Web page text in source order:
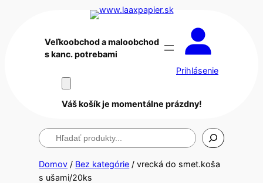
Veľkoobchod a maloobchod
s kanc. potrebami
Prihlásenie
Váš košík je momentálne prázdny!
Hľadanie
Domov / Bez kategórie / vrecká do smet.koša
s ušami/20ks